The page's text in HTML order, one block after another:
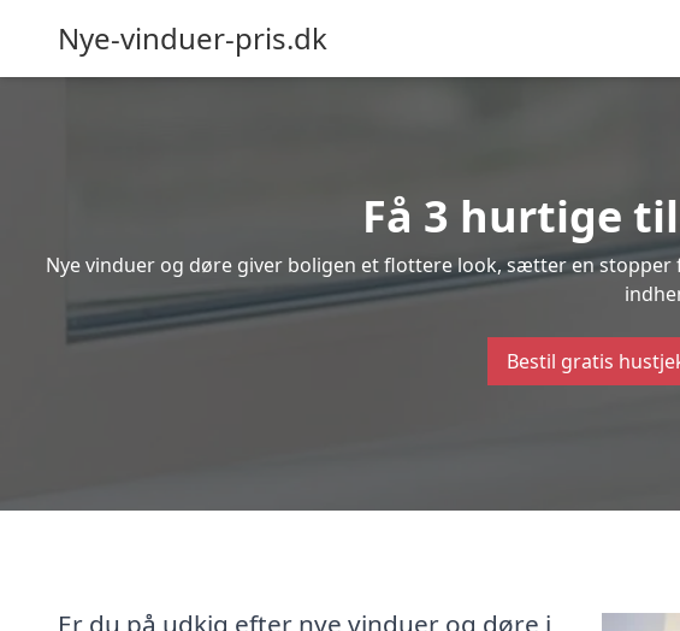
Nye-vinduer-pris.dk
Få 3 hurtige
Nye vinduer og døre giver boligen et flottere look, sætter en
Bestil gratis
Er du på udkig efter nye vinduer og døre i